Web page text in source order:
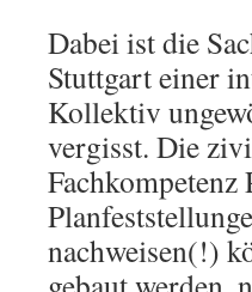
Dabei ist die
Stuttgart einer
Kollektiv
vergisst. Die
Fachkompetenz
nachweisen(!)